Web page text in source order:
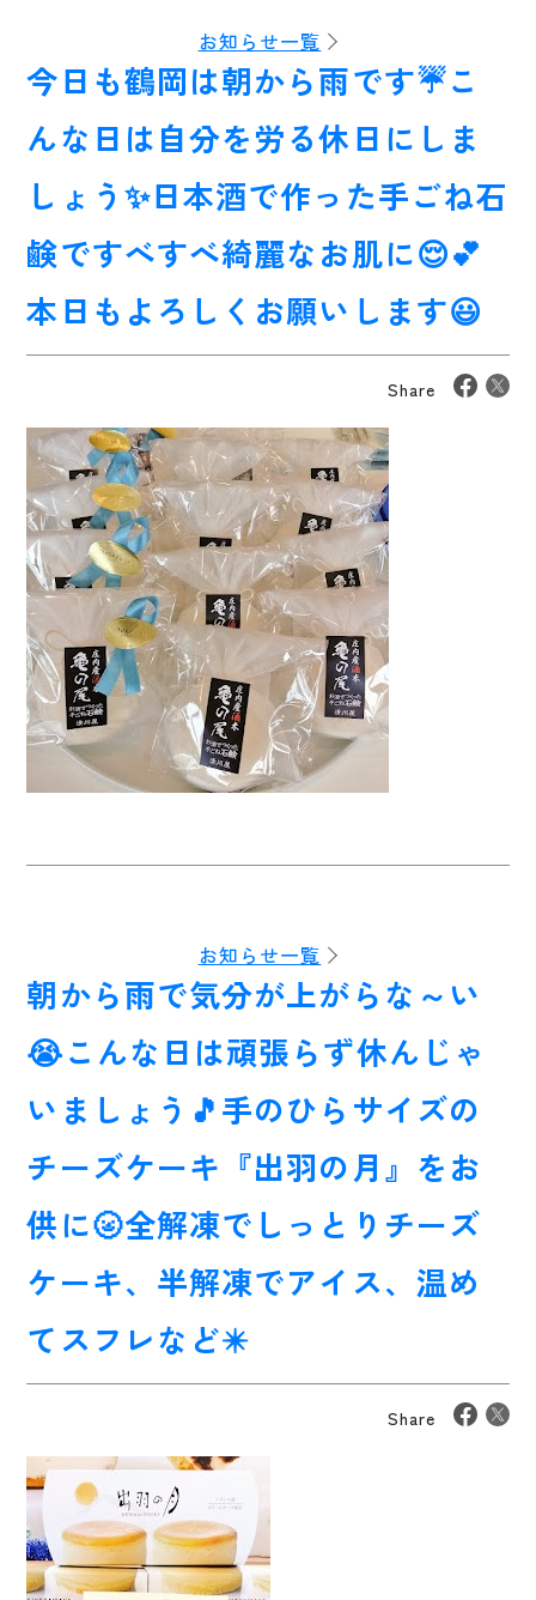
お知らせ一覧
今日も鶴岡は朝から雨です☔こ
んな日は自分を労る休日にしま
しょう✨日本酒で作った手ごね石
鹸ですべすべ綺麗なお肌に😌💕
本日もよろしくお願いします😃
Share
お知らせ一覧
朝から雨で気分が上がらな～い
😭こんな日は頑張らず休んじゃ
いましょう🎵手のひらサイズの
チーズケーキ『出羽の月』をお
供に🌝全解凍でしっとりチーズ
ケーキ、半解凍でアイス、温め
てスフレなど✴️
Share